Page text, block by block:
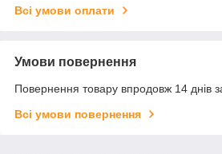
Всі умови оплати
Умови повернення
Повернення товару впродовж 14 днів
Всі умови повернення